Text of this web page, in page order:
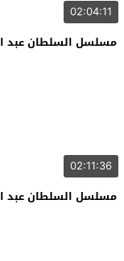
02:04:11
مسلسل السلطان عبد
02:11:36
مسلسل السلطان عبد